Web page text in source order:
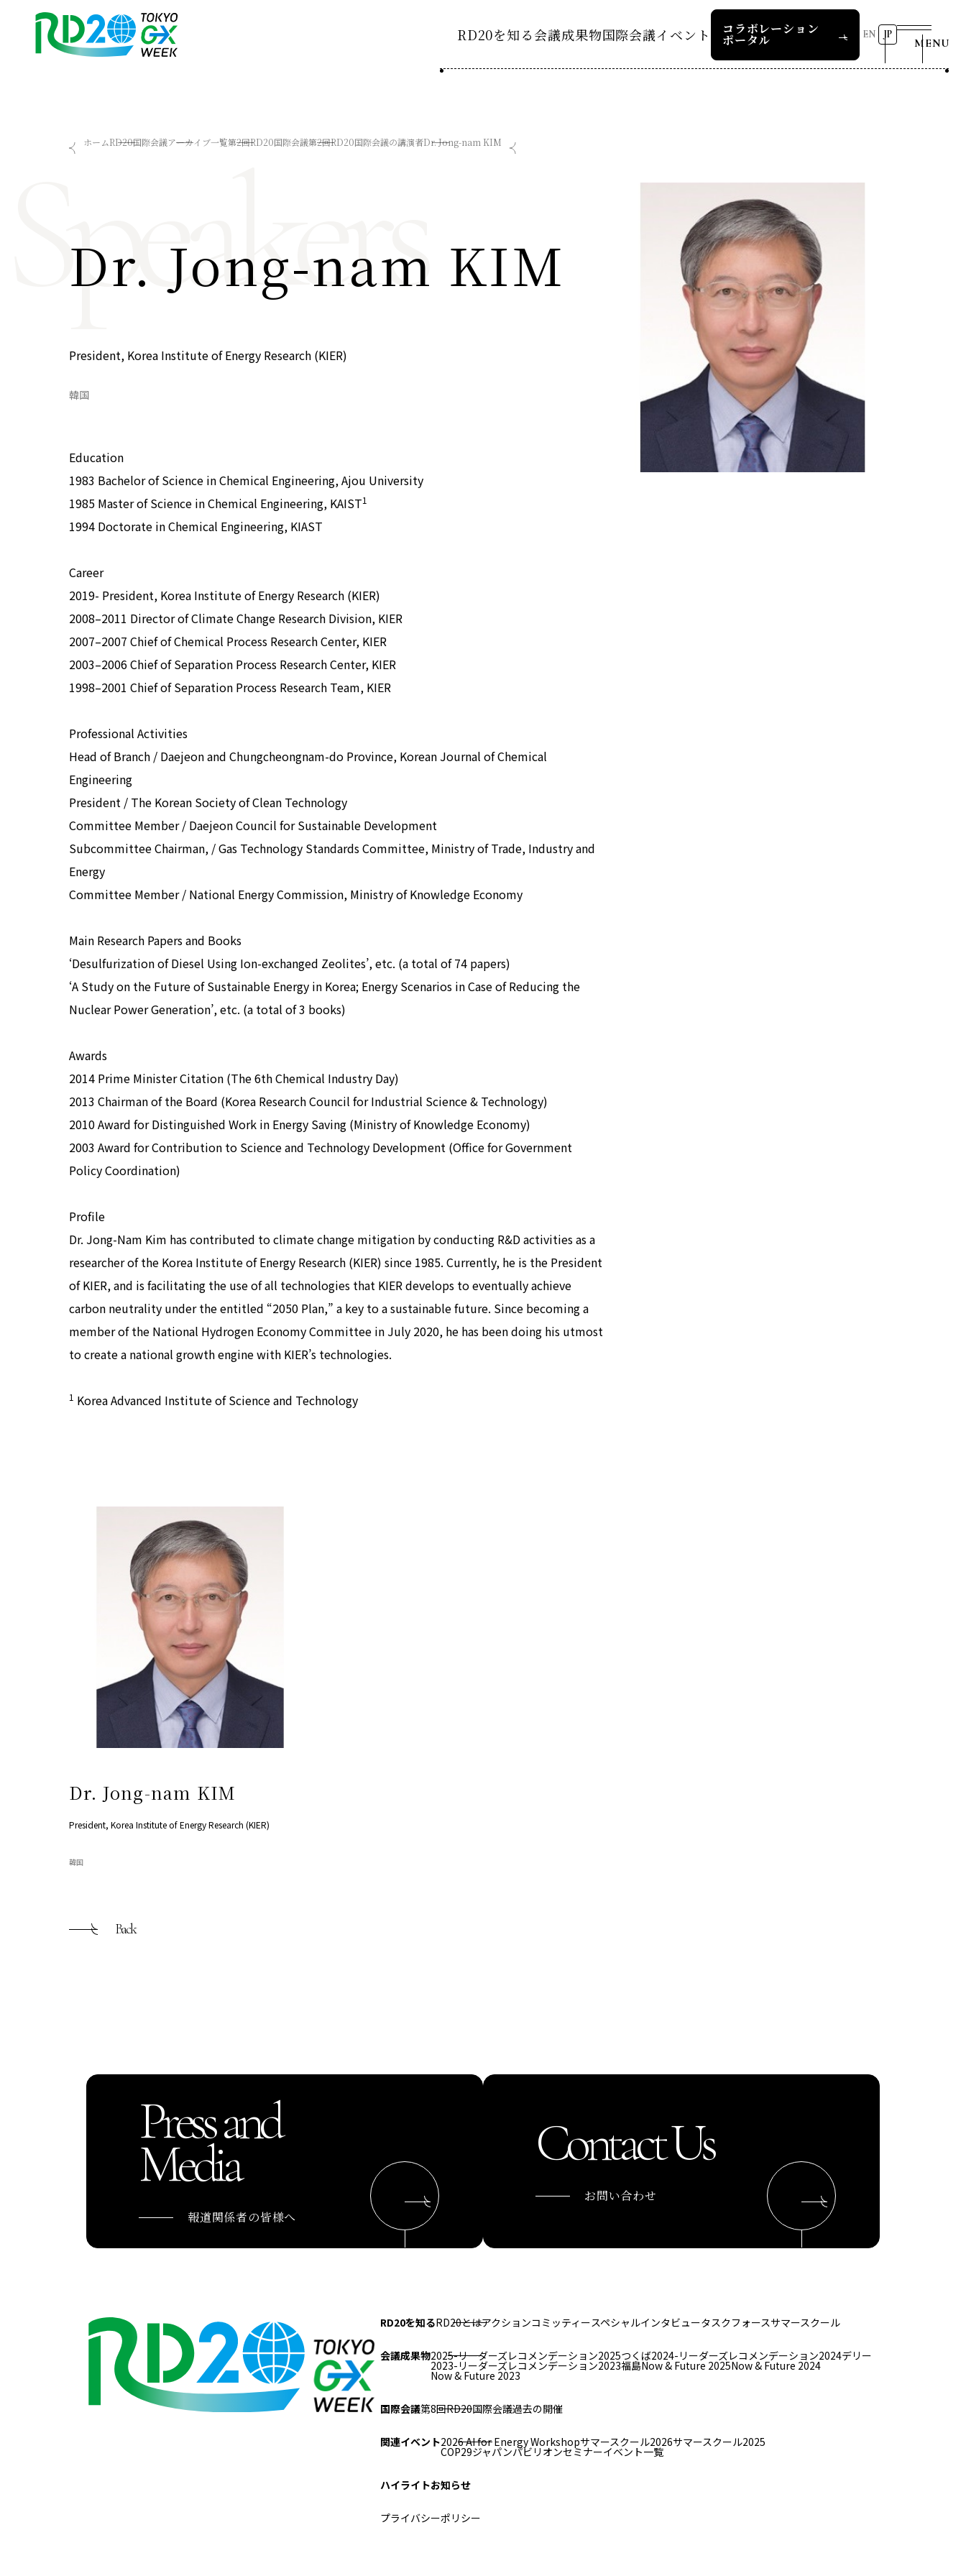
RD20を知る
アクションコミッティー
サマースクール
会議成果物
2023-リーダーズレコメンデー
Now & Future 2025
Now & Future 2024
国際会議イベント
RD20サマースクール2025
COP29ジャパンパビリオンセ
ミナー
イベント一覧
コラボレーション
ポータル EN JP
MENU
RD20を知る 会議成果物 国際会議
関連イベント
2026 AI for Energy Workshop
ハイライト
お知らせ
プライバシーポリシー
お問い合わせ
ホームRD20国際会議アーカイブ一覧第2回RD20国際会議第2回RD20国際会議の講演者Dr. Jong-nam KIM
Speakers
Dr. Jong-nam KIM
President, Korea Institute of Energy Research (KIER)
韓国
Education
1983 Bachelor of Science in Chemical Engineering, Ajou University
1985 Master of Science in Chemical Engineering, KAIST1
1994 Doctorate in Chemical Engineering, KIAST
Career
2019- President, Korea Institute of Energy Research (KIER)
2008–2011 Director of Climate Change Research Division, KIER
2007–2007 Chief of Chemical Process Research Center, KIER
2003–2006 Chief of Separation Process Research Center, KIER
1998–2001 Chief of Separation Process Research Team, KIER
Professional Activities
Head of Branch / Daejeon and Chungcheongnam-do Province, Korean Journal of Chemical
Engineering
President / The Korean Society of Clean Technology
Committee Member / Daejeon Council for Sustainable Development
Subcommittee Chairman, / Gas Technology Standards Committee, Ministry of Trade, Industry and
Energy
Committee Member / National Energy Commission, Ministry of Knowledge Economy
Main Research Papers and Books
‘Desulfurization of Diesel Using Ion-exchanged Zeolites’, etc. (a total of 74 papers)
‘A Study on the Future of Sustainable Energy in Korea; Energy Scenarios in Case of Reducing the
Nuclear Power Generation’, etc. (a total of 3 books)
Awards
2014 Prime Minister Citation (The 6th Chemical Industry Day)
2013 Chairman of the Board (Korea Research Council for Industrial Science & Technology)
2010 Award for Distinguished Work in Energy Saving (Ministry of Knowledge Economy)
2003 Award for Contribution to Science and Technology Development (Office for Government
Policy Coordination)
Profile
Dr. Jong-Nam Kim has contributed to climate change mitigation by conducting R&D activities as a
researcher of the Korea Institute of Energy Research (KIER) since 1985. Currently, he is the President
of KIER, and is facilitating the use of all technologies that KIER develops to eventually achieve
carbon neutrality under the entitled “2050 Plan,” a key to a sustainable future. Since becoming a
member of the National Hydrogen Economy Committee in July 2020, he has been doing his utmost
to create a national growth engine with KIER’s technologies.
1 Korea Advanced Institute of Science and Technology
Dr. Jong-nam KIM
President, Korea Institute of Energy Research (KIER)
韓国
Back
Press and
Media
報道関係者の皆様へ
Contact Us
お問い合わせ
RD20を知るRD20とはアクションコミッティースペシャルインタビュータスクフォースサマースクール
会議成果物2025-リーダーズレコメンデーション2025つくば2024-リーダーズレコメンデーション2024デリー
2023-リーダーズレコメンデーション2023福島Now & Future 2025Now & Future 2024
Now & Future 2023
国際会議第8回RD20国際会議過去の開催
関連イベント2026 AI for Energy Workshopサマースクール2026サマースクール2025
COP29ジャパンパビリオンセミナーイベント一覧
ハイライトお知らせ
プライバシーポリシー